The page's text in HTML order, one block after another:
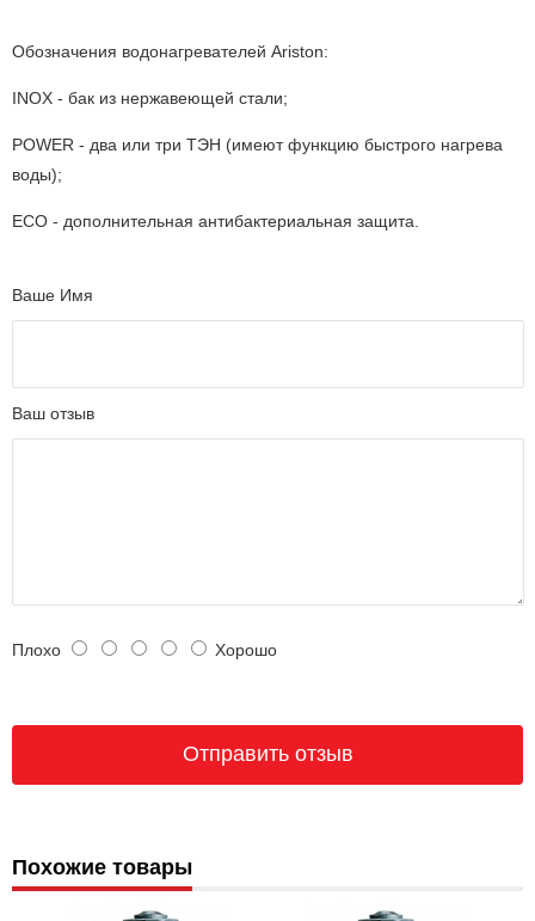
Обозначения водонагревателей Ariston:
INOX - бак из нержавеющей стали;
POWER - два или три ТЭН (имеют функцию быстрого нагрева
воды);
ECO - дополнительная антибактериальная защита.
Ваше Имя
Ваш отзыв
Плохо Хорошо
Похожие товары